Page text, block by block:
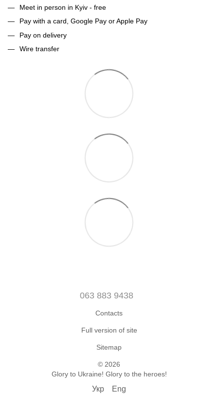
Meet in person in Kyiv - free
Pay with a card, Google Pay or Apple Pay
Pay on delivery
Wire transfer
063 883 9438
Contacts
Full version of site
Sitemap
© 2026
Glory to Ukraine! Glory to the heroes!
Укр Eng